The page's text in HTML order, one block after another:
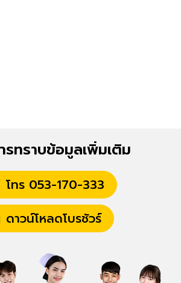
ทราบข้อมูลเพิ่มเติม
โทร 053-170-333
ดาวน์โหลดโบรชัวร์